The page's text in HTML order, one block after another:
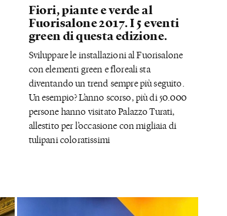
Fiori, piante e verde al
Fuorisalone 2017. I 5 eventi
green di questa edizione.
Sviluppare le installazioni al Fuorisalone
con elementi green e floreali sta
diventando un trend sempre più seguito.
Un esempio? L’anno scorso, più di 50.000
persone hanno visitato Palazzo Turati,
allestito per l’occasione con migliaia di
tulipani coloratissimi